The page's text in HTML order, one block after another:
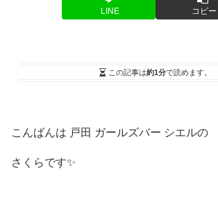
LINE コピー
この記事は約1分で読めます。
こんばんは 戸田 ガールズバー シエルの
さくらです✨️